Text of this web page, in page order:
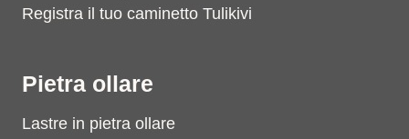
Registra il tuo caminetto Tulikivi
Pietra ollare
Lastre in pietra ollare